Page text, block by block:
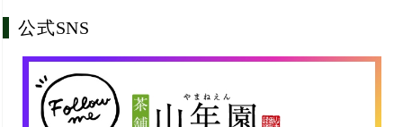
公式SNS